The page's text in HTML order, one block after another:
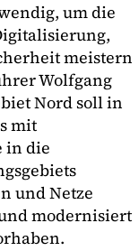
um die
meistern
Wolfgang
Nord soll in
mit
in die
und Netze
modernisiert